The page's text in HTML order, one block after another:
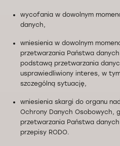
wycofania w dowolnym
danych,
wniesienia w dowolnym
przetwarzania Państwa
podstawą przetwarzania
usprawiedliwiony interes, w
szczególną sytuację,
wniesienia skargi do organu
Ochrony Danych Osobowych,
przetwarzania Państwa
przepisy RODO.